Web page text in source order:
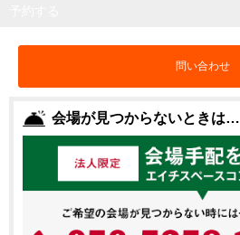
問い合わせ
会場が見つからないときは…